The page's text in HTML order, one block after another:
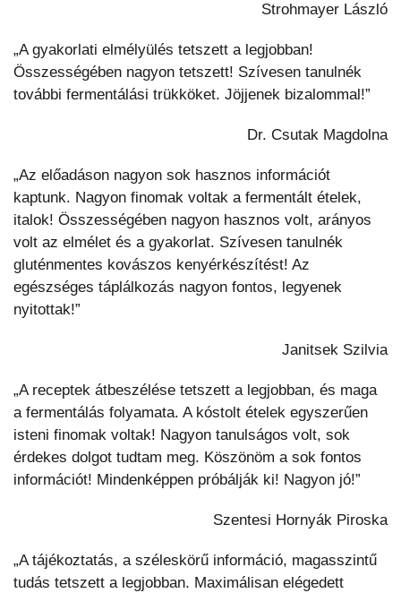
Strohmayer László
„A gyakorlati elmélyülés tetszett a legjobban!
Összességében nagyon tetszett! Szívesen tanulnék
további fermentálási trükköket. Jöjjenek bizalommal!”
Dr. Csutak Magdolna
„Az előadáson nagyon sok hasznos információt
kaptunk. Nagyon finomak voltak a fermentált ételek,
italok! Összességében nagyon hasznos volt, arányos
volt az elmélet és a gyakorlat. Szívesen tanulnék
gluténmentes kovászos kenyérkészítést! Az
egészséges táplálkozás nagyon fontos, legyenek
nyitottak!”
Janitsek Szilvia
„A receptek átbeszélése tetszett a legjobban, és maga
a fermentálás folyamata. A kóstolt ételek egyszerűen
isteni finomak voltak! Nagyon tanulságos volt, sok
érdekes dolgot tudtam meg. Köszönöm a sok fontos
információt! Mindenképpen próbálják ki! Nagyon jó!”
Szentesi Hornyák Piroska
„A tájékoztatás, a széleskörű információ, magasszintű
tudás tetszett a legjobban. Maximálisan elégedett